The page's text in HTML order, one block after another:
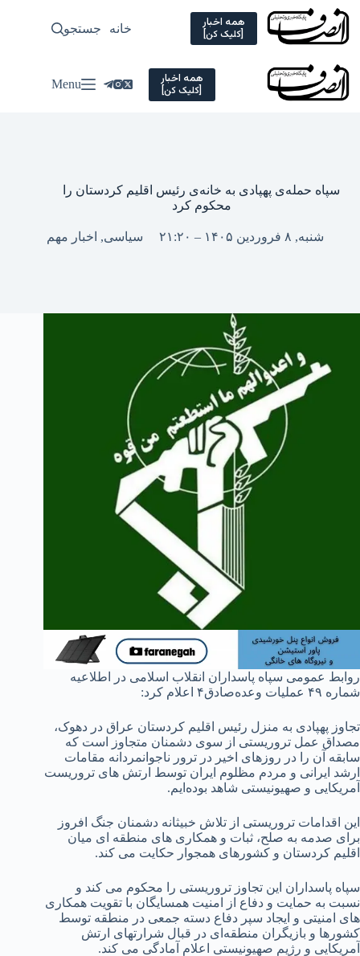
Skip
content
همه اخبار
[کلیک کن] خانه سیاسی
جستجو
همه اخبار
[کلیک کن] Menu
سپاه حمله‌ی پهپادی به خانه‌ی رئیس اقلیم کردستان را
محکوم کرد
شنبه, ۸ فروردین ۱۴۰۵ – ۲۱:۲۰ سیاسی, اخبار مهم
روابط عمومی سپاه پاسداران انقلاب اسلامی در اطلاعیه
شماره ۴۹ عملیات وعده‌صادق۴ اعلام کرد:
تجاوز پهپادی به منزل رئیس اقلیم کردستان عراق در دهوک،
مصداق عمل تروریستی از سوی دشمنان متجاوز است که
سابقه آن را در روزهای اخیر در ترور ناجوانمردانه مقامات
ارشد ایرانی و مردم مظلوم ایران توسط ارتش های تروریست
آمریکایی و صهیونیستی شاهد بوده‌ایم.
این اقدامات تروریستی از تلاش خبیثانه دشمنان جنگ افروز
برای صدمه به صلح، ثبات و همکاری های منطقه ای میان
اقلیم کردستان و کشورهای همجوار حکایت می کند.
سپاه پاسداران این تجاوز تروریستی را محکوم می کند و
نسبت به حمایت و دفاع از امنیت همسایگان با تقویت همکاری
های امنیتی و ایجاد سپر دفاع دسته جمعی در منطقه توسط
کشورها و بازیگران منطقه‌ای در قبال شرارتهای ارتش‌
آمریکایی و رژیم صهیونیستی اعلام آمادگی می کند.